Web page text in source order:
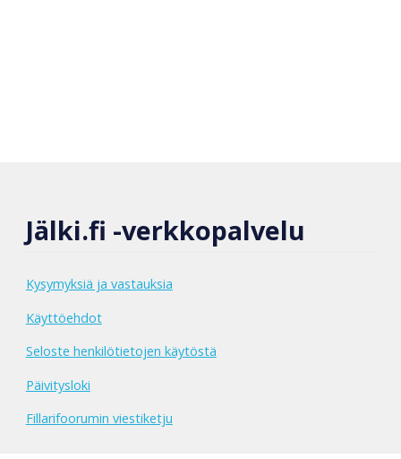
Jälki.fi -verkkopalvelu
Kysymyksiä ja vastauksia
Käyttöehdot
Seloste henkilötietojen käytöstä
Päivitysloki
Fillarifoorumin viestiketju